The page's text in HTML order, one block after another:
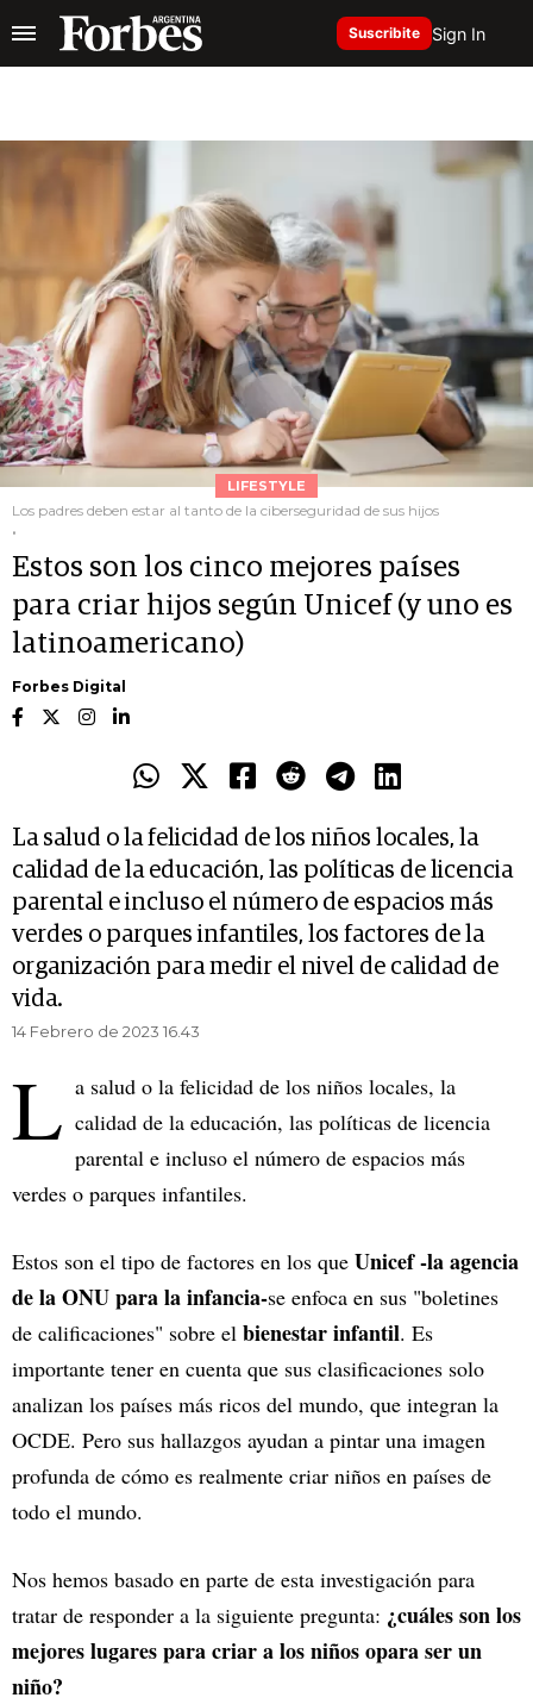
Suscribite Sign In
LIFESTYLE
Los padres deben estar al tanto de la ciberseguridad de sus hijos
.
Estos son los cinco mejores países
para criar hijos según Unicef (y uno es
latinoamericano)
Forbes Digital
La salud o la felicidad de los niños locales, la
calidad de la educación, las políticas de licencia
parental e incluso el número de espacios más
verdes o parques infantiles, los factores de la
organización para medir el nivel de calidad de
vida.
14 Febrero de 2023 16.43
L a salud o la felicidad de los niños locales, la
calidad de la educación, las políticas de licencia
parental e incluso el número de espacios más
verdes o parques infantiles.
Estos son el tipo de factores en los que Unicef -la agencia
de la ONU para la infancia-se enfoca en sus "boletines
de calificaciones" sobre el bienestar infantil. Es
importante tener en cuenta que sus clasificaciones solo
analizan los países más ricos del mundo, que integran la
OCDE. Pero sus hallazgos ayudan a pintar una imagen
profunda de cómo es realmente criar niños en países de
todo el mundo.
Nos hemos basado en parte de esta investigación para
tratar de responder a la siguiente pregunta: ¿cuáles son los
mejores lugares para criar a los niños opara ser un
niño?